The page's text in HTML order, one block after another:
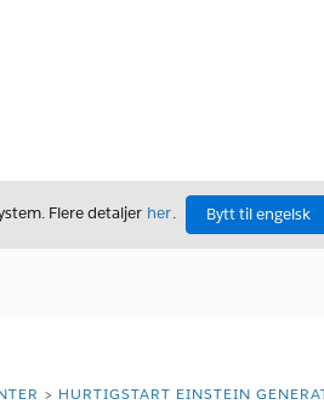
Flere detaljer her. Bytt til engelsk
HURTIGSTART EINSTEIN